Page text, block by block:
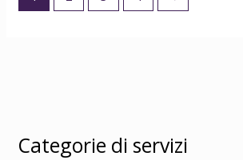
Categorie di servizi